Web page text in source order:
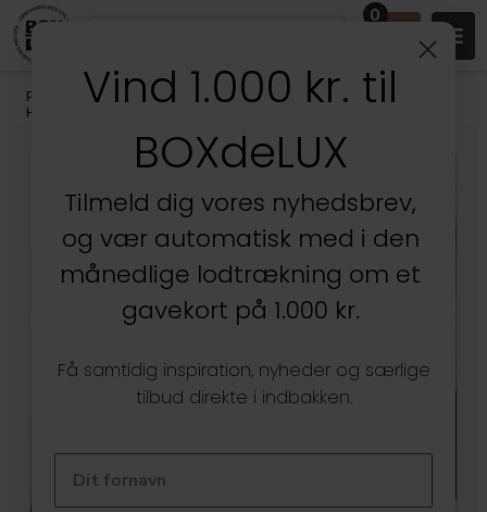
0
Produkter /Badeværelset Badeværelsesopbevaring/
HåndklædeholdereVind 1.000 kr. til
BOXdeLUX
Tilmeld dig vores nyhedsbrev,
og vær automatisk med i den
månedlige lodtrækning om et
gavekort på 1.000 kr.
Få samtidig inspiration, nyheder og særlige
tilbud direkte i indbakken.